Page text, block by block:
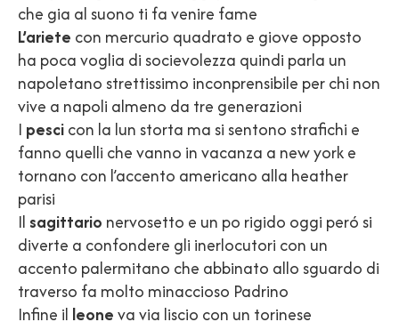
che gia al suono ti fa venire fame
L’ariete con mercurio quadrato e giove opposto
ha poca voglia di socievolezza quindi parla un
napoletano strettissimo inconprensibile per chi non
vive a napoli almeno da tre generazioni
I pescicon la lun storta ma si sentono strafichi e
fanno quelli che vanno in vacanza a new york e
tornano con l’accento americano alla heather
parisi
Il sagittario nervosetto e un po rigido oggi peró si
diverte a confondere gli inerlocutori con un
accento palermitano che abbinato allo sguardo di
traverso fa molto minaccioso Padrino
Infine il leoneva via liscio con un torinese